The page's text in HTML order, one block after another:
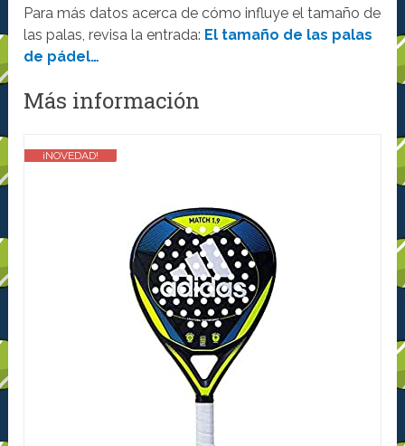
Para más datos acerca de cómo influye el tamaño de
las palas, revisa la entrada: El tamaño de las palas
de pádel…
Más información
¡NOVEDAD!